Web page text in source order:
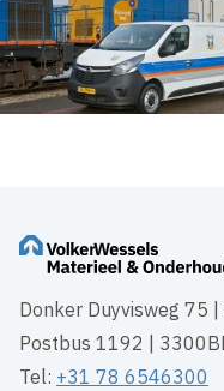
Donker Duyvisweg 75
Postbus 1192 |
Tel: +31 78 6546300